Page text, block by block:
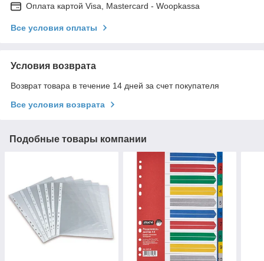
Оплата картой Visa, Mastercard - Woopkassa
Все условия оплаты
Условия возврата
Возврат товара в течение 14 дней за счет покупателя
Все условия возврата
Подобные товары компании